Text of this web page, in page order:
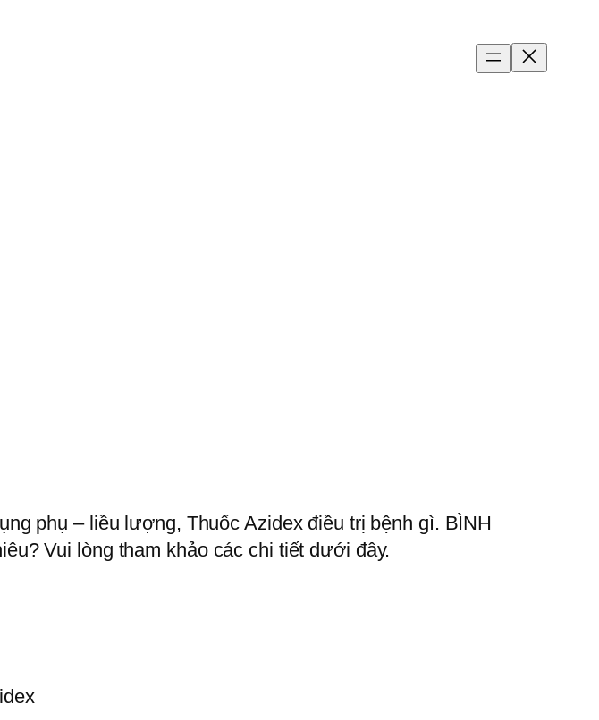
phụ – liều lượng, Thuốc Azidex điều trị bệnh gì. BÌNH
Vui lòng tham khảo các chi tiết dưới đây.